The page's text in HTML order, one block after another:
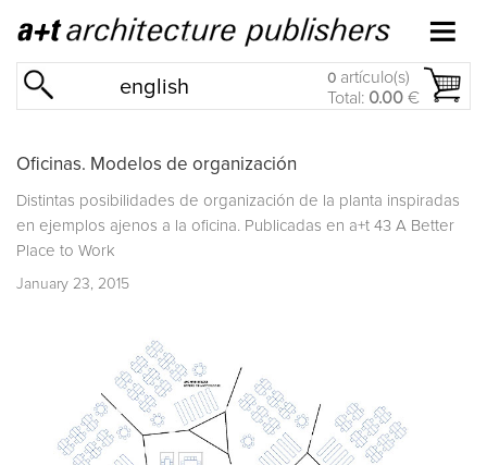
english 0 artículo(s)
Total: 0.00 €
Oficinas. Modelos de organización
Distintas posibilidades de organización de la planta inspiradas
en ejemplos ajenos a la oficina. Publicadas en a+t 43 A Better
Place to Work
January 23, 2015